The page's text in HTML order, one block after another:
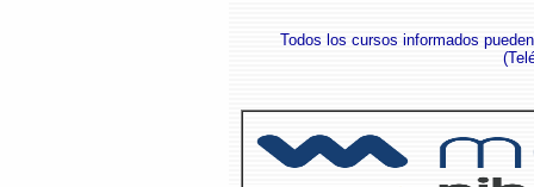
Todos los cursos informados
(